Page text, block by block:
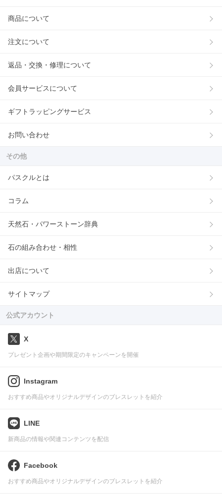
商品について
注文について
返品・交換・修理について
会員サービスについて
ギフトラッピングサービス
お問い合わせ
その他
パスクルとは
コラム
天然石・パワーストーン辞典
石の組み合わせ・相性
出店について
サイトマップ
公式アカウント
X
プレゼント企画や期間限定のキャンペーンを開催
Instagram
おすすめ商品やオリジナルデザインのブレスレットを紹介
LINE
新商品の情報や関連コンテンツを配信
Facebook
おすすめ商品やオリジナルデザインのブレスレットを紹介